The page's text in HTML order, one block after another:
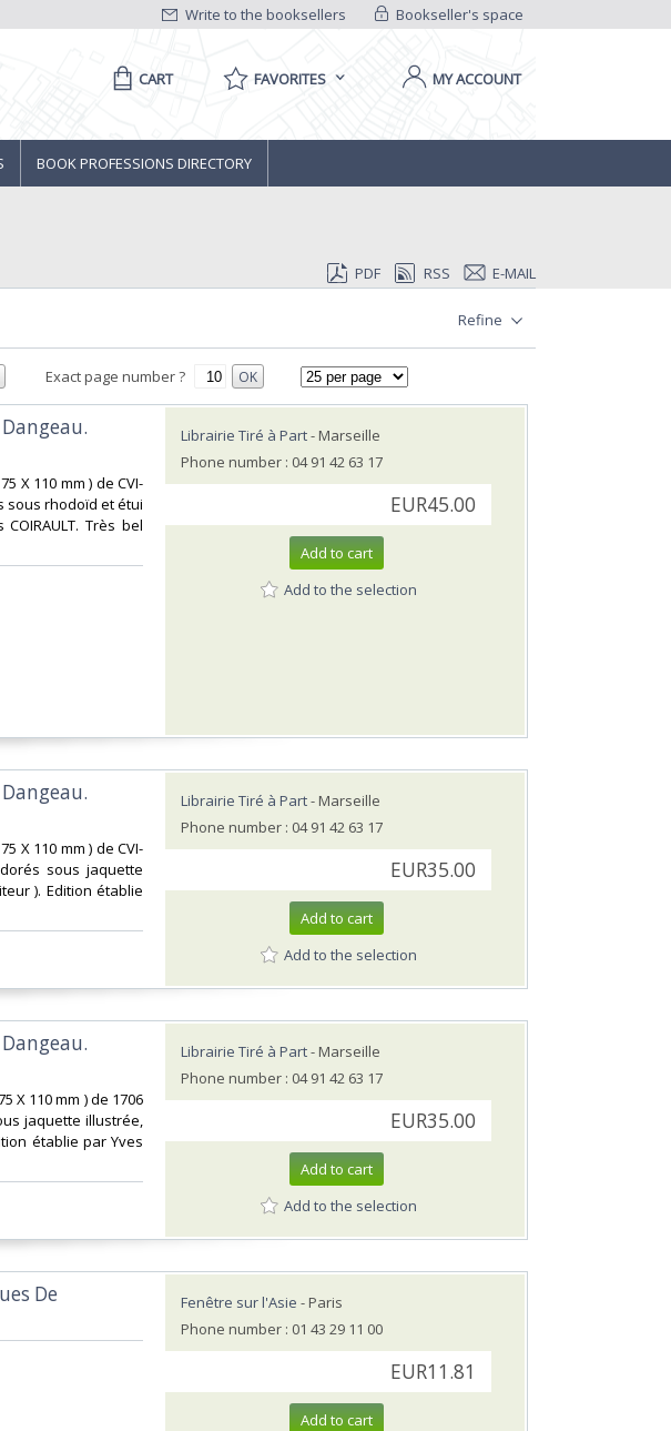
Bookseller's space
Write to the booksellers
CART FAVORITES MY ACCOUNT
BOOK PROFESSIONS DIRECTORY
PDF RSS E-MAIL
Refine
Exact page number ? OK
X 110 mm ) de CVI-
sous rhodoïd et étui
Très bel
Librairie Tiré à Part- Marseille
Phone number : 04 91 42 63 17
EUR45.00
Add to cart
Add to the selection
X 110 mm ) de CVI-
sous jaquette
). Edition établie
Librairie Tiré à Part- Marseille
Phone number : 04 91 42 63 17
EUR35.00
Add to cart
Add to the selection
X 110 mm ) de 1706
jaquette illustrée,
établie par Yves
Librairie Tiré à Part- Marseille
Phone number : 04 91 42 63 17
EUR35.00
Add to cart
Add to the selection
De
Fenêtre sur l'Asie - Paris
Phone number : 01 43 29 11 00
EUR11.81
Add to cart